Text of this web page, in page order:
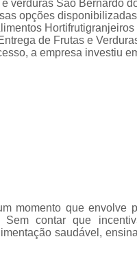
verduras São Bernardo
opções
de Frutas e
a empresa investiu
momento que envolve
contar que
saudável,